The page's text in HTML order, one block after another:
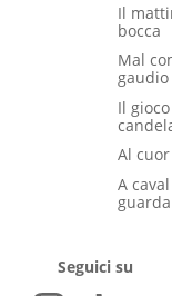
Il
bocca
Mal
gaudio
Il
Al
A
Seguici su